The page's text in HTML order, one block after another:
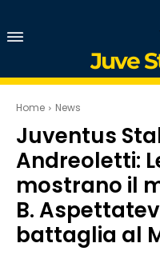
Juve
Home News
Juventus
Andreoletti:
mostrano il
B.
battaglia al